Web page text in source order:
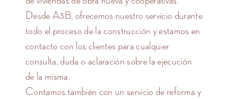
Desde A3B, ofrecemos nuestro servicio durante
todo el proceso de la construcción y estamos en
contacto con los clientes para cualquier
consulta, duda o aclaración sobre la ejecución
de la misma.
Contamos también con un servicio de reforma y